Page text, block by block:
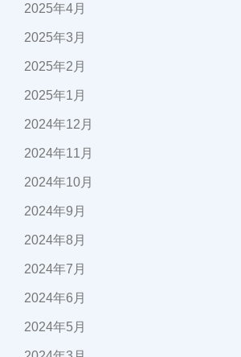
2025年4月
2025年3月
2025年2月
2025年1月
2024年12月
2024年11月
2024年10月
2024年9月
2024年8月
2024年7月
2024年6月
2024年5月